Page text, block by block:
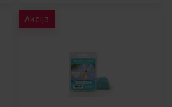
Akcija